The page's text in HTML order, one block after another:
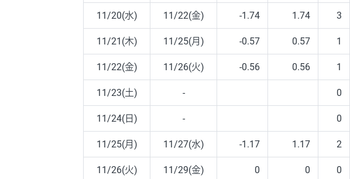
11/20(水) 11/22(金) -1.74 1.74 3
11/21(木) 11/25(月) -0.57 0.57 1
11/22(金) 11/26(火) -0.56 0.56 1
11/23(土) - 0
11/24(日) - 0
11/25(月) 11/27(水) -1.17 1.17 2
11/26(火) 11/29(金) 0 0 0